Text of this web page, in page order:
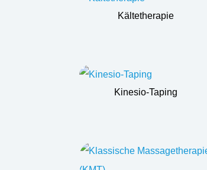
Kältetherapie
Kinesio-Taping